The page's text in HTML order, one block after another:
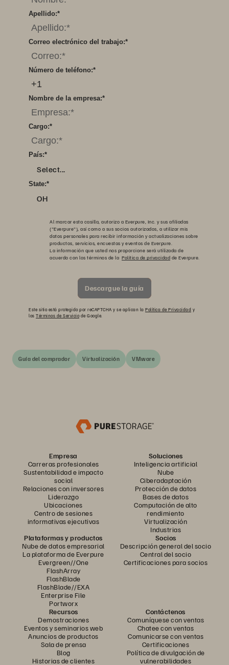
*
Apellido:
*
Correo electrónico del trabajo:
*
Número de teléfono:
*
Nombre de la empresa:
*
Cargo:
*
País:
Select...
*
State:
OH
Al marcar esta casilla, autorizo a Everpure, Inc. y sus afiliadas
("Everpure"), así como a sus socios autorizados, a utilizar mis
datos personales para recibir información y actualizaciones sobre
productos, servicios, encuestas y eventos de Everpure.
La información que usted nos proporcione será utilizada de
acuerdo con los términos de la Política de privacidad de Everpure.
Descargue la guía
Este sitio está protegido por reCAPTCHA y se aplican la Política de Privacidad y
los Términos de Serviciode Google.
Guía del comprador Virtualización VMware
Empresa
Carreras profesionales
Sustentabilidad e impacto
social
Relaciones con inversores
Liderazgo
Ubicaciones
Centro de sesiones
informativas ejecutivas
Soluciones
Inteligencia artificial
Nube
Ciberadaptación
Protección de datos
Bases de datos
Computación de alto
rendimiento
Virtualización
Industrias
Plataformas y productos
Nube de datos empresarial
La plataforma de Everpure
Evergreen//One
FlashArray
FlashBlade
FlashBlade//EXA
Enterprise File
Portworx
Socios
Descripción general del socio
Central del socio
Certificaciones para socios
Recursos
Demostraciones
Eventos y seminarios web
Anuncios de productos
Sala de prensa
Blog
Historias de clientes
Contáctenos
Comuníquese con ventas
Chatee con ventas
Comunicarse con ventas
Certificaciones
Política de divulgación de
vulnerabilidades